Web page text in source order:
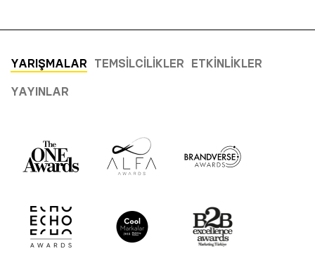
YARIŞMALAR TEMSILCILIKLER ETKINLIKLER
YAYINLAR